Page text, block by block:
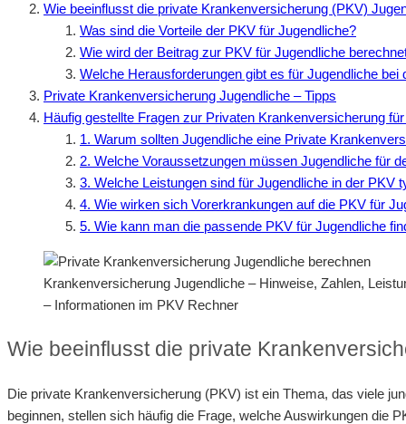
Wie beeinflusst die private Krankenversicherung (PKV)
Was sind die Vorteile der PKV für Jugendliche?
Wie wird der Beitrag zur PKV für Jugendliche
Welche Herausforderungen gibt es für Jugendliche bei
Private Krankenversicherung Jugendliche – Tipps
Häufig gestellte Fragen zur Privaten Krankenversicherung
1. Warum sollten Jugendliche eine Private
2. Welche Voraussetzungen müssen Jugendliche für
3. Welche Leistungen sind für Jugendliche in der PKV
4. Wie wirken sich Vorerkrankungen auf die PKV für
5. Wie kann man die passende PKV für Jugendliche
Krankenversicherung Jugendliche – Hinweise, Zahlen,
– Informationen im PKV Rechner
Wie beeinflusst die private
Die private Krankenversicherung (PKV) ist ein Thema, das viele
beginnen, stellen sich häufig die Frage, welche Auswirkungen die